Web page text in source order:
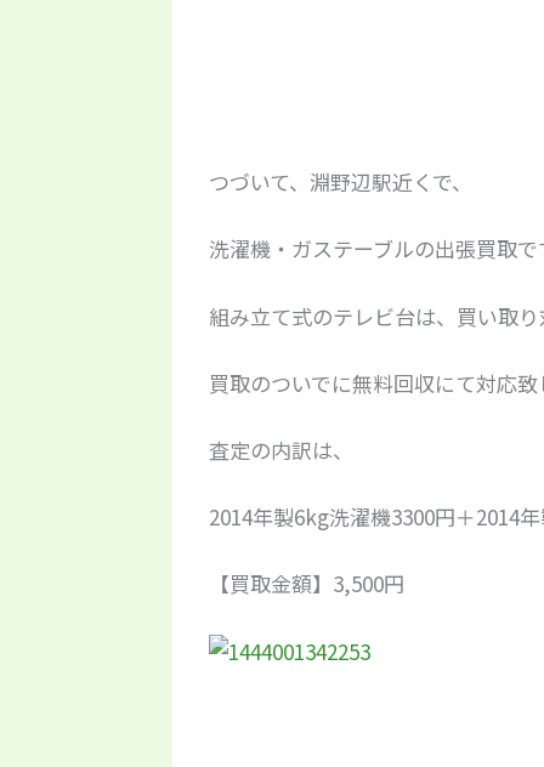
つづいて、淵野辺駅近くで、
洗濯機・ガステーブルの出張買取で
組み立て式のテレビ台は、買い取
買取のついでに無料回収にて対応
査定の内訳は、
2014年製6kg洗濯機3300円＋2014
【買取金額】3,500円